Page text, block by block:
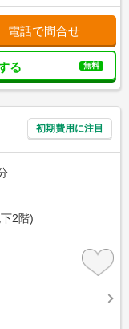
電話で問合せ
る 無料
初期費用に注目
2階)